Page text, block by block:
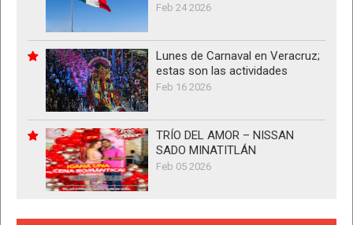
Feb 24 2026
Lunes de Carnaval en Veracruz;
estas son las actividades
Feb 16 2026
TRÍO DEL AMOR – NISSAN
SADO MINATITLÁN
Feb 05 2026